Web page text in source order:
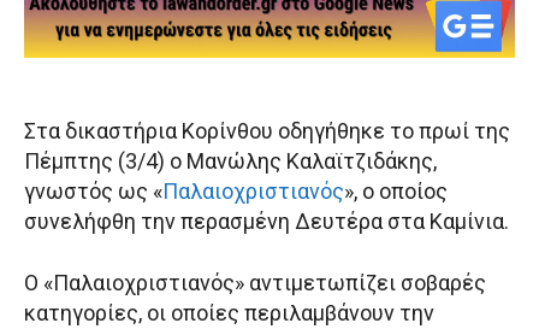
Στα δικαστήρια Κορίνθου οδηγήθηκε το πρωί της
Πέμπτης (3/4) ο Μανώλης Καλαϊτζιδάκης,
γνωστός ως «Παλαιοχριστιανός», ο οποίος
συνελήφθη την περασμένη Δευτέρα στα Καμίνια.
Ο «Παλαιοχριστιανός» αντιμετωπίζει σοβαρές
κατηγορίες, οι οποίες περιλαμβάνουν την